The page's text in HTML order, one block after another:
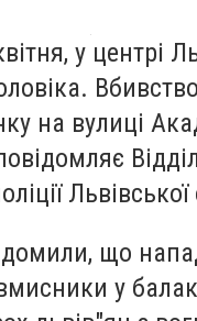
у центрі
на вулиці
Відділ
що
у